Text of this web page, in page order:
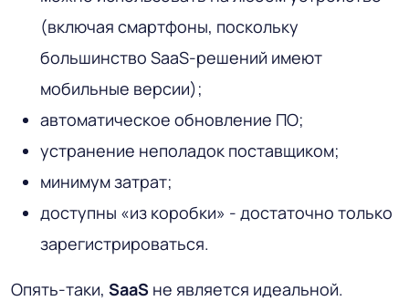
(включая смартфоны, поскольку
большинство SaaS-решений имеют
мобильные версии);
автоматическое обновление ПО;
устранение неполадок поставщиком;
минимум затрат;
доступны «из коробки» - достаточно только
зарегистрироваться.
Опять-таки, SaaS не является идеальной.